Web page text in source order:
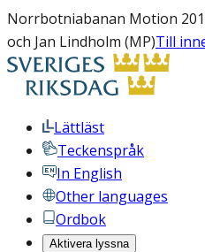
Norrbotniabanan Motion
och Jan Lindholm (MP)Till
Lättläst
Teckenspråk
In English
Other languages
Ordbok
Aktivera lyssna